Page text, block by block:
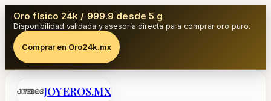
Oro físico 24k / 999.9 desde 5 g
Disponibilidad validada y asesoría directa para comprar oro puro.
Comprar en Oro24k.mx
Saltar
JOYEROS.MX